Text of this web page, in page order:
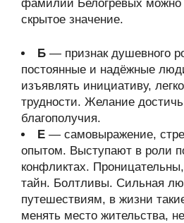
фамилии Белогревых можно
скрытое значение.
Б — признак душевного
постоянные и надёжные
изъявлять инициативу,
трудности. Желание
благополучия.
Е — самовыражение,
опытом. Выступают в роли
конфликтах.
тайн. Болтливы. Сильная
путешествиям, в жизни
менять место жительства,